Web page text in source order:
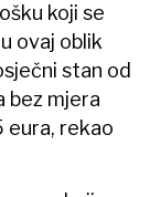
koji se
ovaj oblik
stan od
bez mjera
eura, rekao